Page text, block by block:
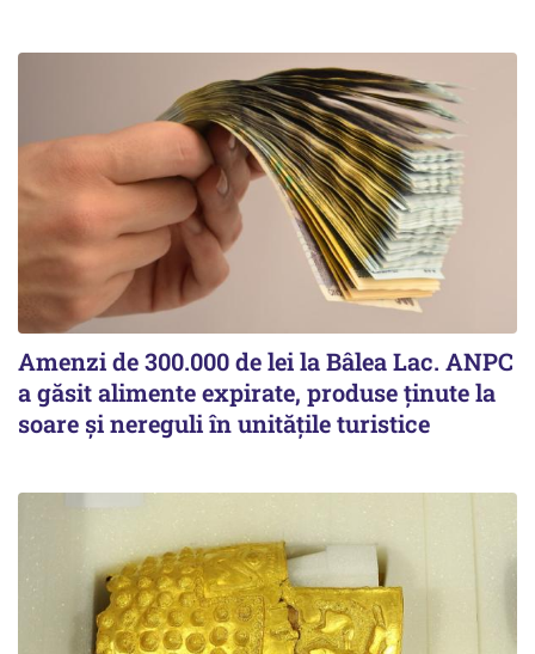
Amenzi de 300.000 de lei la Bâlea Lac. ANPC
a găsit alimente expirate, produse ținute la
soare și nereguli în unitățile turistice